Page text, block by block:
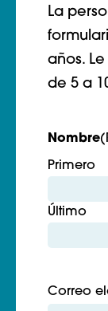
La
años.
de 5 a
Nombre
Primero
Último
Correo